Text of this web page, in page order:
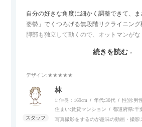
自分の好きな角度に細かく調整できて、
姿勢」でくつろげる無段階リクライニング
脚部も独立して動くので、オットマンが
スマホやタブレットを充電しながらリラッ
個人的にはコードレス＆充電式なので、コ
にせず、好きな場所に置けるのが画期的に
続きを読む
デザイン:★★★★★
林
1:伸長：169cm 年代:30代 性別:男
住まい:賃貸マンション 都道府県:千
写真撮影をするのが趣味の動画・撮影